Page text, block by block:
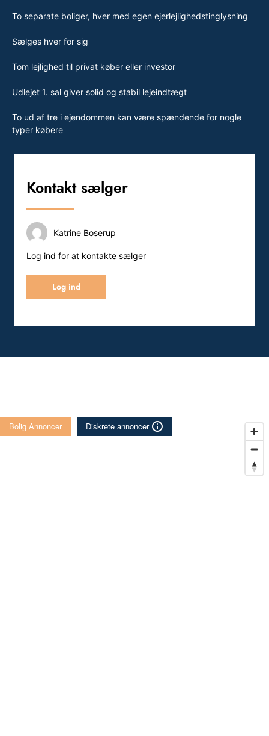
To separate boliger, hver med egen ejerlejlighedstinglysning
Sælges hver for sig
Tom lejlighed til privat køber eller investor
Udlejet 1. sal giver solid og stabil lejeindtægt
To ud af tre i ejendommen kan være spændende for nogle
typer købere
Kontakt sælger
Katrine Boserup
Log ind for at kontakte sælger
Log ind
Bolig Annoncer Diskrete annoncer